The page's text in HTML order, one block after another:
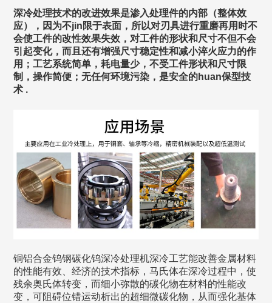
深冷处理技术的改进效果是渗入处理件的内部（整体效
应），因为不jin限于表面，所以对刃具进行重磨再用时不
会使工件的改性效果失效，对工件的形状和尺寸不但不会
引起变化，而且还有增强尺寸稳定性和减小淬火应力的作
用；工艺系统简单，耗电量少，不受工件形状和尺寸限
制，操作简便；无任何环境污染，是安全的huan保型技
术 .
铜铝合金钨钢碳化钨深冷处理机深冷工艺能改善金属材料
的性能有效、经济的技术指标，马氏体在深冷过程中，使
残余奥氏体转变，而细小弥散的碳化物在材料的性能改
变，可阻碍位错运动析出的超细微碳化物，从而强化基体